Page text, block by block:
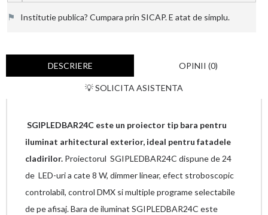
⚑ Institutie publica? Cumpara prin SICAP. E atat de simplu.
DESCRIERE OPINII (0)
💡 SOLICITA ASISTENTA
SGIPLEDBAR24C este un proiector tip bara pentru
iluminat arhitectural exterior, ideal pentru fatadele
cladirilor. Proiectorul SGIPLEDBAR24C dispune de 24
de LED-uri a cate 8 W, dimmer linear, efect stroboscopic
controlabil, control DMX si multiple programe selectabile
de pe afisaj. Bara de iluminat SGIPLEDBAR24C este